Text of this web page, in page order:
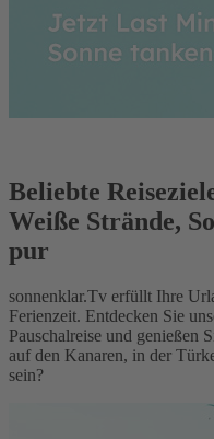
Beliebte
Weiße Strände,
pur
sonnenklar.Tv erfüllt Ihre
Ferienzeit. Entdecken Sie
Pauschalreise und genießen
auf den Kanaren, in der
sein?